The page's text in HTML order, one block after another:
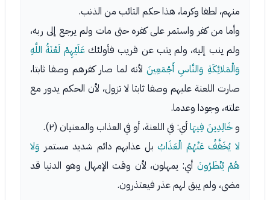
منهم، لطفا وكرما، هذا حكم التائب من الذنب.
وأما من كفر واستمر على كفره حتى مات ولم يرجع إلى ربه،
ولم ينب إليه، ولم يتب عن قريب فأولئكعَلَيْهِمْ لَعْنَةُ اللَّهِ
وَالْمَلائِكَةِ وَالنَّاسِ أَجْمَعِينَ لأنه لما صار كفرهم وصفا ثابتا،
صارت اللعنة عليهم وصفا ثابتا لا تزول، لأن الحكم يدور مع
علته، وجودا وعدما.
وخَالِدِينَ فِيهَاأي: في اللعنة، أو في العذاب والمعنيان (٢).
لا يُخَفَّفُ عَنْهُمُ الْعَذَابُبل عذابهم دائم شديد مستمر وَلا
هُمْ يُنْظَرُونَ أي: يمهلون، لأن وقت الإمهال وهو الدنيا قد
مضى، ولم يبق لهم عذر فيعتذرون.